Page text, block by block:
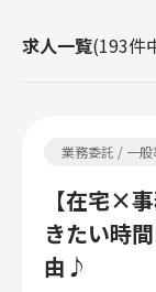
求人一覧(193件
業務委託 / 一般
【在宅×
きたい時
由♪